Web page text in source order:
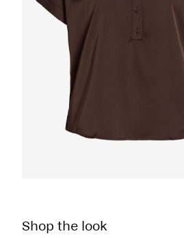
Shop the look